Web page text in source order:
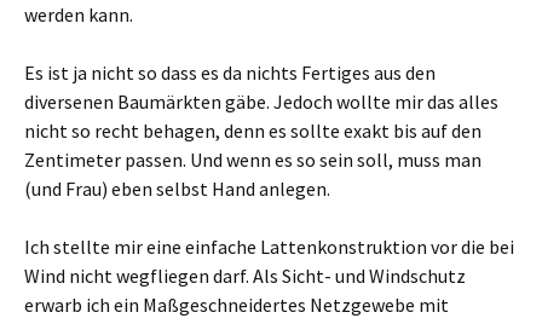
werden kann.
Es ist ja nicht so dass es da nichts Fertiges aus den
diversenen Baumärkten gäbe. Jedoch wollte mir das alles
nicht so recht behagen, denn es sollte exakt bis auf den
Zentimeter passen. Und wenn es so sein soll, muss man
(und Frau) eben selbst Hand anlegen.
Ich stellte mir eine einfache Lattenkonstruktion vor die bei
Wind nicht wegfliegen darf. Als Sicht- und Windschutz
erwarb ich ein Maßgeschneidertes Netzgewebe mit